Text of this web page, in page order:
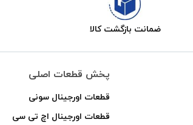
ضمانت بازگشت کالا
پخش قطعات اصلی
قطعات اورجینال سونی
قطعات اورجینال اچ تی سی